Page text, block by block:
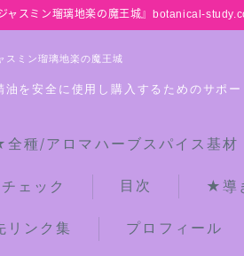
ャスミン瑠璃地楽の魔王城』botanical-
スミン瑠璃地楽の魔王城
を安全に使用し購入するためのサポ
種/アロマハーブスパイス基
ェック 目次 ★導
リンク集 プロフィール
花の部屋